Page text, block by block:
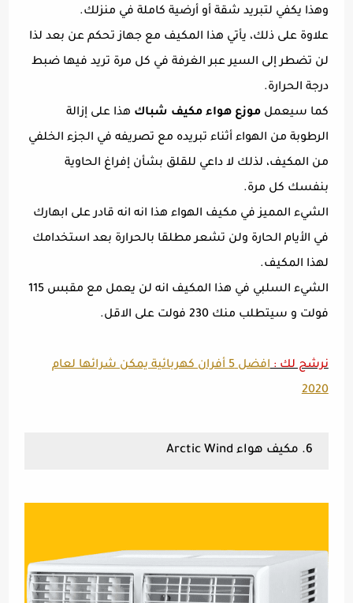
وهذا يكفي لتبريد شقة أو أرضية كاملة في منزلك.
علاوة على ذلك، يأتي هذا المكيف مع جهاز تحكم عن بعد لذا
لن تضطر إلى السير عبر الغرفة في كل مرة تريد فيها ضبط
درجة الحرارة.
كما سيعملموزع هواء مكيف شباك هذا على إزالة
الرطوبة من الهواء أثناء تبريده مع تصريفه في الجزء الخلفي
من المكيف، لذلك لا داعي للقلق بشأن إفراغ الحاوية
بنفسك كل مرة.
الشيء المميز في مكيف الهواء هذا انه انه قادر على ابهارك
في الأيام الحارة ولن تشعر مطلقا بالحرارة بعد استخدامك
لهذا المكيف.
الشيء السلبي في هذا المكيف انه لن يعمل مع مقبس 115
فولت و سيتطلب منك 230 فولت على الاقل.
نرشح لك :
افضل 5 أفران كهربائية يمكن شرائها لعام
2020
6. مكيف هواء Arctic Wind